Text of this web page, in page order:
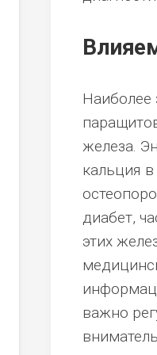
железа.
кальция
диабет,
этих
важно